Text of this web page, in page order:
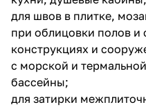
для швов в плитке,
при облицовки полов и
конструкциях и
с морской и
бассейны;
для затирки